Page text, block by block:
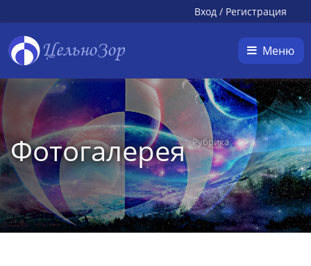
Вход / Регистрация
ЦельноЗор Меню
ФотогалереяРубрика